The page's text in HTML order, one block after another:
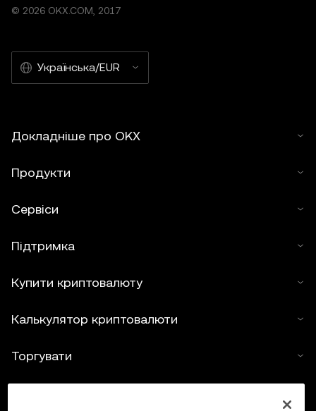
© 2026 OKX.COM, 2017
Українська/EUR
Докладніше про OKX
Продукти
Сервіси
Підтримка
Купити криптовалюту
Калькулятор криптовалюти
Торгувати